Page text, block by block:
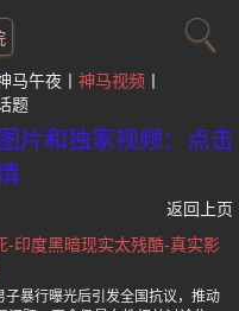
马午夜
神马视频
题
片和独家视频：点击
返回上页
-印度黑暗现实太残酷-真实影
暴行曝光后引发全国抗议，推动